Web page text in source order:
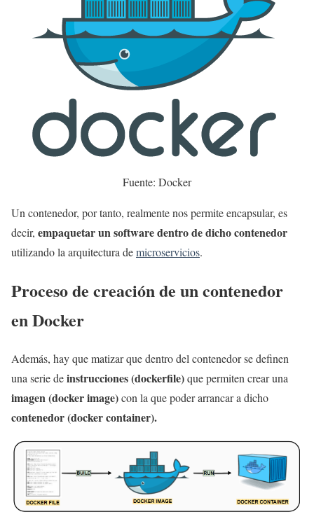
Fuente: Docker
Un contenedor, por tanto, realmente nos permite encapsular, es
decir, empaquetar un software dentro de dicho contenedor
utilizando la arquitectura demicroservicios.
Proceso de creación de un contenedor
en Docker
Además, hay que matizar que dentro del contenedor se definen
una serie deinstrucciones (dockerfile)que permiten crear una
imagen (docker image)con la que poder arrancar a dicho
contenedor (docker container).